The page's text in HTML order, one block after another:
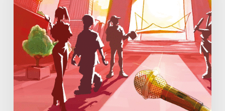
Disparition
Défense
un
jeu
d’enquête